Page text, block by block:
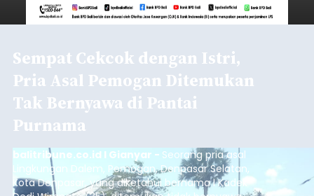
Sempat Cekcok dengan Istri,
Pria Asal Pemogan Ditemukan
Tak Bernyawa di Pantai
Purnama
balitribune.co.id I Gianyar - Seorang pria asal
Lingkungan Dalem, Pemogan, Denpasar Selatan,
Kota Denpasar, yang diketahui bernama I Kadek